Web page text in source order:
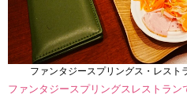
ファンタジースプリングス・レスト
ファンタジースプリングスレストラ